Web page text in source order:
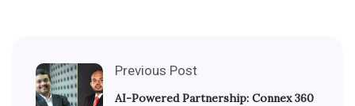
Previous Post
AI-Powered Partnership: Connex 360